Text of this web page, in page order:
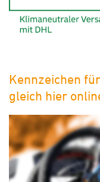
Kennzeichen
gleich hier